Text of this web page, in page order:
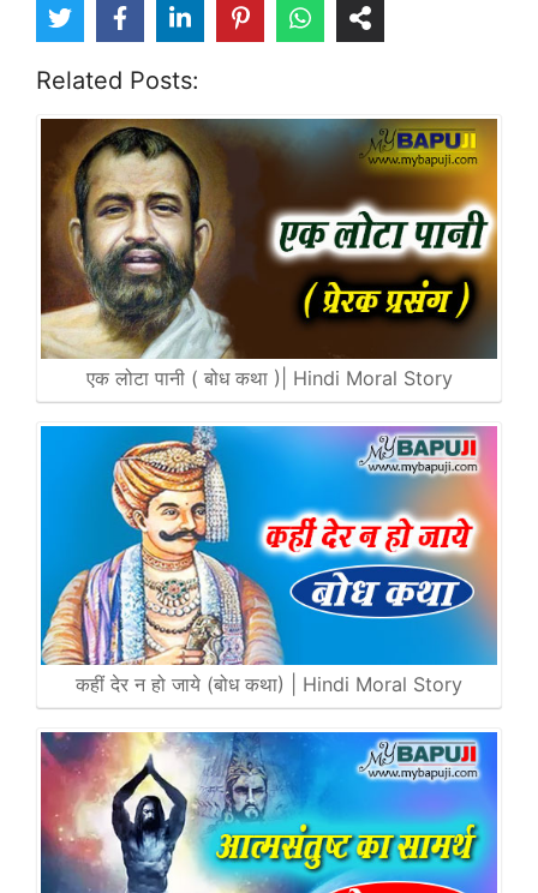
Related Posts:
एक लोटा पानी ( बोध कथा )| Hindi Moral Story
कहीं देर न हो जाये (बोध कथा) | Hindi Moral Story